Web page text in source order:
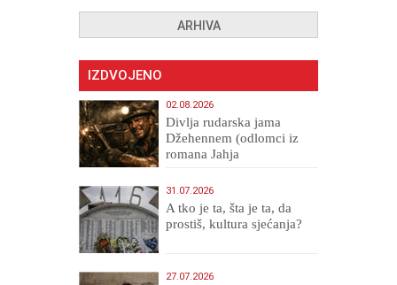
ARHIVA
IZDVOJENO
02.08.2026
Divlja rudarska jama
Džehennem (odlomci iz
romana Jahja
31.07.2026
A tko je ta, šta je ta, da
prostiš, kultura sjećanja?
27.07.2026